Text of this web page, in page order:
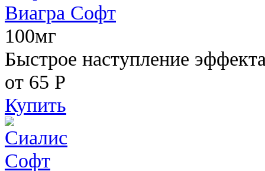
Виагра Софт
100мг
Быстрое наступление
от 65 Р
Купить